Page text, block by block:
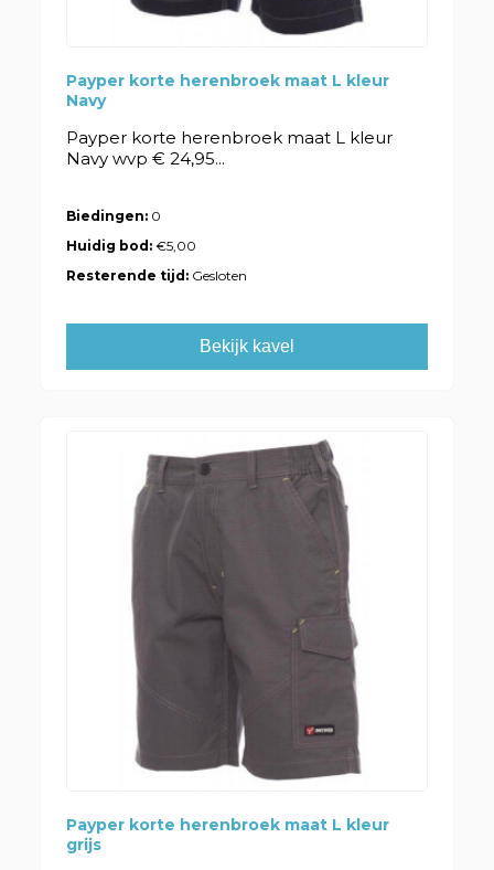
Payper korte herenbroek maat L kleur
Navy
Payper korte herenbroek maat L kleur
Navy wvp € 24,95...
Biedingen: 0
Huidig bod:€5,00
Resterende tijd: Gesloten
Bekijk kavel
Payper korte herenbroek maat L kleur
grijs